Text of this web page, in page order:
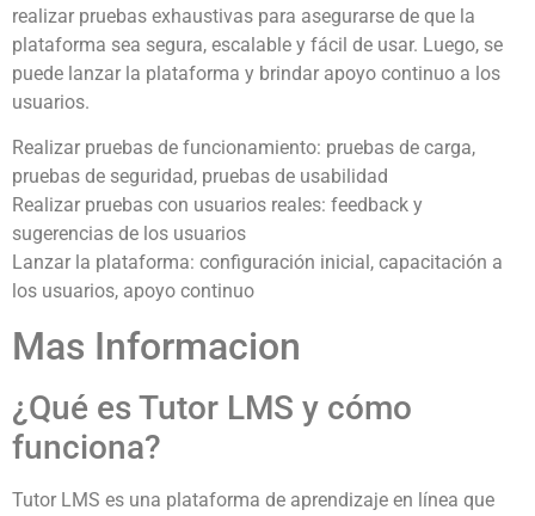
realizar pruebas exhaustivas para asegurarse de que la
plataforma sea segura, escalable y fácil de usar. Luego, se
puede lanzar la plataforma y brindar apoyo continuo a los
usuarios.
Realizar pruebas de funcionamiento: pruebas de carga,
pruebas de seguridad, pruebas de usabilidad
Realizar pruebas con usuarios reales: feedback y
sugerencias de los usuarios
Lanzar la plataforma: configuración inicial, capacitación a
los usuarios, apoyo continuo
Mas Informacion
¿Qué es Tutor LMS y cómo
funciona?
Tutor LMS es una plataforma de aprendizaje en línea que